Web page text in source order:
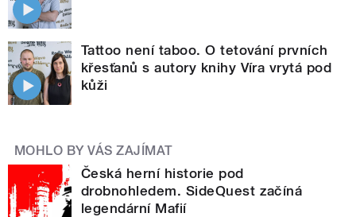
Tattoo není taboo. O tetování prvních
křesťanů s autory knihy Víra vrytá pod
kůži
MOHLO BY VÁS ZAJÍMAT
Česká herní historie pod
drobnohledem. SideQuest začíná
legendární Mafií